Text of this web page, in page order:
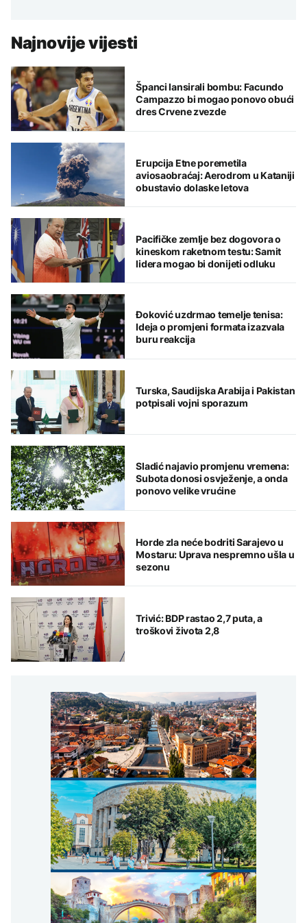
Najnovije vijesti
Španci lansirali bombu: Facundo
Campazzo bi mogao ponovo obući
dres Crvene zvezde
Erupcija Etne poremetila
aviosaobraćaj: Aerodrom u Kataniji
obustavio dolaske letova
Pacifičke zemlje bez dogovora o
kineskom raketnom testu: Samit
lidera mogao bi donijeti odluku
Đoković uzdrmao temelje tenisa:
Ideja o promjeni formata izazvala
buru reakcija
Turska, Saudijska Arabija i Pakistan
potpisali vojni sporazum
Sladić najavio promjenu vremena:
Subota donosi osvježenje, a onda
ponovo velike vrućine
Horde zla neće bodriti Sarajevo u
Mostaru: Uprava nespremno ušla u
sezonu
Trivić: BDP rastao 2,7 puta, a
troškovi života 2,8